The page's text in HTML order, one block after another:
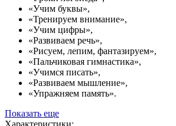
«Учим буквы»,
«Тренируем внимание»,
«Учим цифры»,
«Развиваем речь»,
«Рисуем, лепим, фантазируем»,
«Пальчиковая гимнастика»,
«Учимся писать»,
«Развиваем мышление»,
«Упражняем память».
Показать еще
Характеристики: